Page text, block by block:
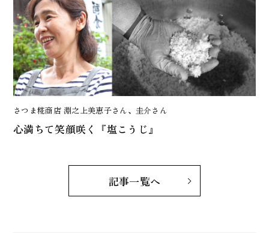
さつま糀商店 淵之上美恵子さん、圭介さん
心満ちて笑顔咲く『塩こうじ』
記事一覧へ